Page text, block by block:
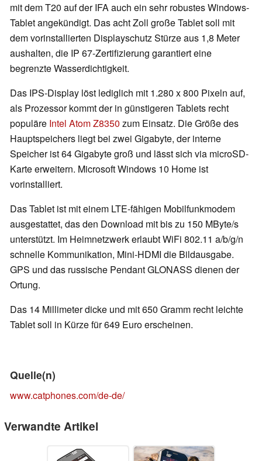
mit dem T20 auf der IFA auch ein sehr robustes Windows-
Tablet angekündigt. Das acht Zoll große Tablet soll mit
dem vorinstallierten Displayschutz Stürze aus 1,8 Meter
aushalten, die IP 67-Zertifizierung garantiert eine
begrenzte Wasserdichtigkeit.
Das IPS-Display löst lediglich mit 1.280 x 800 Pixeln auf,
als Prozessor kommt der in günstigeren Tablets recht
populäre Intel Atom Z8350 zum Einsatz. Die Größe des
Hauptspeichers liegt bei zwei Gigabyte, der interne
Speicher ist 64 Gigabyte groß und lässt sich via microSD-
Karte erweitern. Microsoft Windows 10 Home ist
vorinstalliert.
Das Tablet ist mit einem LTE-fähigen Mobilfunkmodem
ausgestattet, das den Download mit bis zu 150 MByte/s
unterstützt. Im Heimnetzwerk erlaubt WiFi 802.11 a/b/g/n
schnelle Kommunikation, Mini-HDMI die Bildausgabe.
GPS und das russische Pendant GLONASS dienen der
Ortung.
Das 14 Millimeter dicke und mit 650 Gramm recht leichte
Tablet soll in Kürze für 649 Euro erscheinen.
Quelle(n)
www.catphones.com/de-de/
Verwandte Artikel